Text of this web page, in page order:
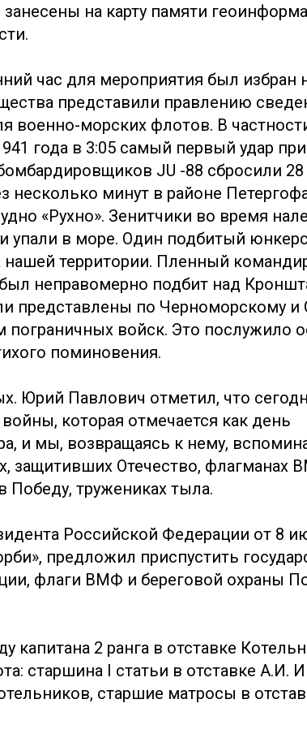
на карту памяти
час для мероприятия был избран
представили правлению
военно-морских флотов. В
года в 3:05 самый первый удар
JU -88 сбросили
несколько минут в районе
«Рухно». Зенитчики во время
упали в море. Один подбитый
территории. Пленный
был неправомерно подбит над
представлены по Черноморскому и
войск. Это послужило
поминовения.
Юрий Павлович отметил, что
которая отмечается как день
и мы, возвращаясь к нему,
защитивших Отечество, флагманах
тружениках тыла.
Российской Федерации от 8
предложил приспустить
флаги ВМФ и береговой охраны
капитана 2 ранга в отставке
старшина I статьи в отставке А.И.
старшие матросы в